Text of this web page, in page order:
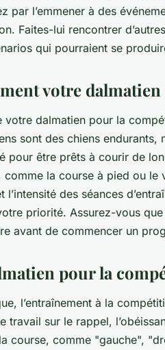
par l’emmener à des
Faites-lui rencontrer
qui pourraient se
votre
votre dalmatien pour la
sont des chiens endurants,
pour être prêts à courir de
comme la course à pied ou le
des séances
priorité. Assurez-vous
avant de commencer un
pour la
l’entraînement à la
travail sur le rappel,
course, comme "gauche",